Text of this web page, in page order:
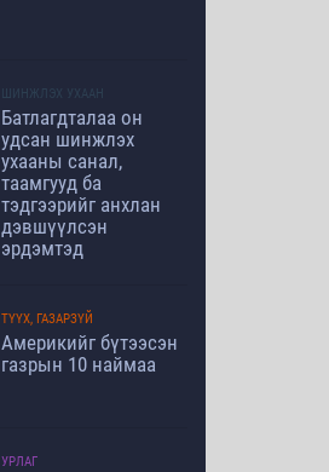
ШИНЖЛЭХ УХААН
Батлагдталаа он
удсан шинжлэх
ухааны санал,
таамгууд ба
тэдгээрийг анхлан
дэвшүүлсэн
эрдэмтэд
ТҮҮХ, ГАЗАРЗҮЙ
Америкийг бүтээсэн
газрын 10 наймаа
УРЛАГ